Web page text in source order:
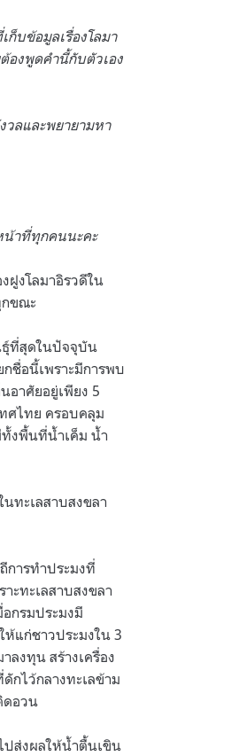
ก็บข้อมูลเรื่องโลมา
องพูดคำนี้กับตัวเอง
วลและพยายามหา
น้าที่ทุกคนนะคะ
ฝูงโลมาอิรวดีใน
ขณะ
ธุ์ที่สุดในปัจจุบัน
ชื่อนี้เพราะมีการพบ
อาศัยอยู่เพียง 5
ศไทย ครอบคลุม
งพื้นที่น้ำเค็ม น้ำ
ทะเลสาบสงขลา
การทำประมงที่
ะทะเลสาบสงขลา
กรมประมงมี
ห้แก่ชาวประมงใน 3
ลงทุน สร้างเครื่อง
กไว้กลางทะเลข้าม
ดอวน
ปส่งผลให้น้ำตื้นเขิน